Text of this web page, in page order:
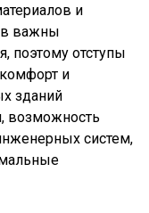
и
важны
поэтому отступы
и
зданий
возможность
систем,